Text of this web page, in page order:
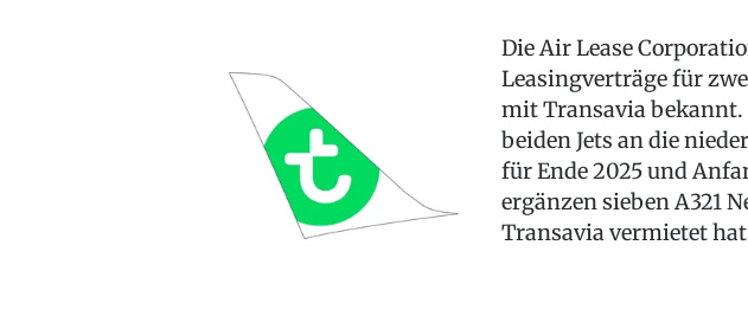
Die Air Lease
Leasingverträge für
mit Transavia bekannt.
beiden Jets an die
für Ende 2025 und
ergänzen sieben A321
Transavia vermietet